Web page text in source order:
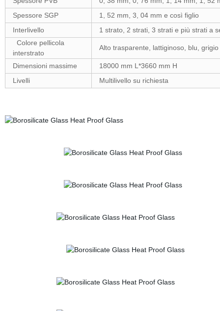
Spessore SGP
1, 52 mm, 3, 04 mm e così figlio
Interlivello
1 strato, 2 strati, 3 strati e più strati a
Colore pellicola
interstrato
Alto trasparente, lattiginoso, blu,
Dimensioni massime
18000 mm L*3660 mm H
Livelli
Multilivello su richiesta